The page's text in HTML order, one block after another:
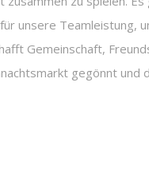
unsere Teamleistung,
Gemeinschaft,
gegönnt